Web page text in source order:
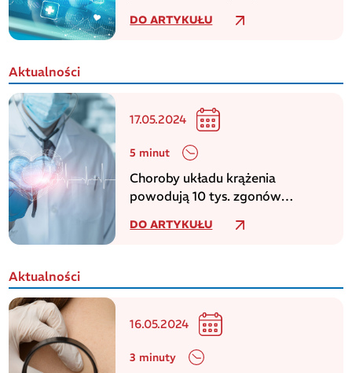
DO ARTYKUŁU
Aktualności
17.05.2024
5 minut
Choroby układu krążenia
powodują 10 tys. zgonów
WHO
DO ARTYKUŁU
Aktualności
16.05.2024
3 minuty